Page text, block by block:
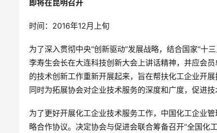
即将在昆明召开
时间：2016年12月上旬
为了深入贯彻中央“创新驱动”发展战略，结合国家“十
李寿生会长在大连科技创新大会上讲话精神，并应会
的技术创新工作重新开展起来，旨在帮扶化工企业开
同时为拓展协会对企业技术服务的深度和广度，促进
为了更好开展化工企业技术服务工作，中国化工企业
略合作协议。决定协会与促进会联合筹备召开“全国化